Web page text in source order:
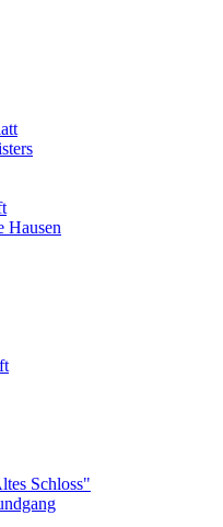
Hausen
Schloss"